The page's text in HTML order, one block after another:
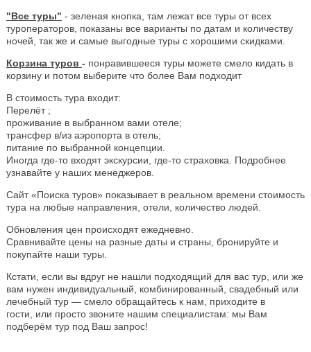
"Все туры" - зеленая кнопка, там лежат все туры от всех
туроператоров, показаны все варианты по датам и количеству
ночей, так же и самые выгодные туры с хорошими скидками.
Корзина туров - понравившееся туры можете смело кидать в
корзину и потом выберите что более Вам подходит
В стоимость тура входит:
Перелёт ;
проживание в выбранном вами отеле;
трансфер в/из аэропорта в отель;
питание по выбранной концепции.
Иногда где-то входят экскурсии, где-то страховка. Подробнее
узнавайте у наших менеджеров.
Сайт «Поиска туров» показывает в реальном времени стоимость
тура на любые направления, отели, количество людей.
Обновления цен происходят ежедневно.
Сравнивайте цены на разные даты и страны, бронируйте и
покупайте наши туры.
Кстати, если вы вдруг не нашли подходящий для вас тур, или же
вам нужен индивидуальный, комбинированный, свадебный или
лечебный тур — смело обращайтесь к нам, приходите в
гости, или просто звоните нашим специалистам: мы Вам
подберём тур под Ваш запрос!